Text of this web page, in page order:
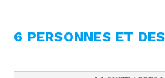
6 PERSONNES ET